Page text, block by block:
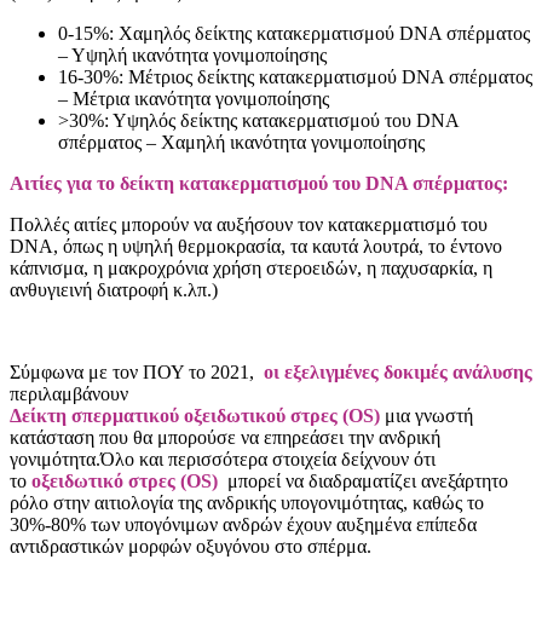
0-15%: Χαμηλός δείκτης κατακερματισμού DNA σπέρματος
– Υψηλή ικανότητα γονιμοποίησης
16-30%: Μέτριος δείκτης κατακερματισμού DNA σπέρματος
– Μέτρια ικανότητα γονιμοποίησης
>30%: Υψηλός δείκτης κατακερματισμού του DNA
σπέρματος – Χαμηλή ικανότητα γονιμοποίησης
Αιτίες για το δείκτη κατακερματισμού του DNA σπέρματος:
Πολλές αιτίες μπορούν να αυξήσουν τον κατακερματισμό του
DNA, όπως η υψηλή θερμοκρασία, τα καυτά λουτρά, το έντονο
κάπνισμα, η μακροχρόνια χρήση στεροειδών, η παχυσαρκία, η
ανθυγιεινή διατροφή κ.λπ.)
Σύμφωνα με τον ΠΟΥ το 2021, οι εξελιγμένες δοκιμές ανάλυσης
περιλαμβάνουν
Δείκτη σπερματικού οξειδωτικού στρες (OS) μια γνωστή
κατάσταση που θα μπορούσε να επηρεάσει την ανδρική
γονιμότητα.Όλο και περισσότερα στοιχεία δείχνουν ότι
το οξειδωτικό στρες (OS) μπορεί να διαδραματίζει ανεξάρτητο
ρόλο στην αιτιολογία της ανδρικής υπογονιμότητας, καθώς το
30%-80% των υπογόνιμων ανδρών έχουν αυξημένα επίπεδα
αντιδραστικών μορφών οξυγόνου στο σπέρμα.